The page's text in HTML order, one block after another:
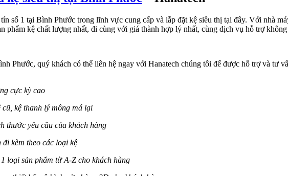
số 1 tại Bình Phước trong lĩnh vực cung cấp và lắp đặt kệ siêu thị tại đây. Với nhà
phẩm kệ chất lượng nhất, đi cùng với giá thành hợp lý nhất, cùng dịch vụ hỗ trợ
Phước, quý khách có thể liên hệ ngay với Hanatech chúng tôi để được hỗ trợ và tư
cực kỳ cao
cũ, kệ thanh lý mông má lại
thước yêu cầu của khách hàng
kèm theo các loại kệ
loại sản phẩm từ A-Z cho khách hàng